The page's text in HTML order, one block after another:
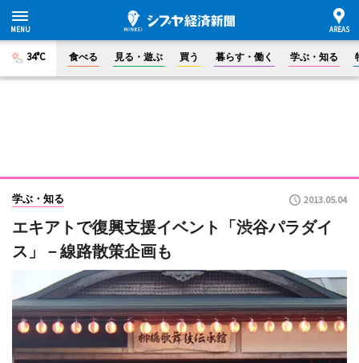
34°C 食べる 見る・遊ぶ 買う 暮らす・働く 学ぶ・知る
学ぶ・知る 2013.05.04
エキアトで復興支援イベント「渋谷パラダイ
ス」－線路散策企画も